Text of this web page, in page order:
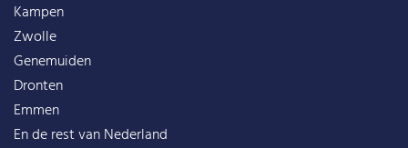
Kampen
Zwolle
Genemuiden
Dronten
Emmen
En de rest vanNederland